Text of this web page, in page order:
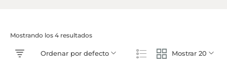
Mostrando los 4 resultados
Mostrar 20
Ordenar por defecto